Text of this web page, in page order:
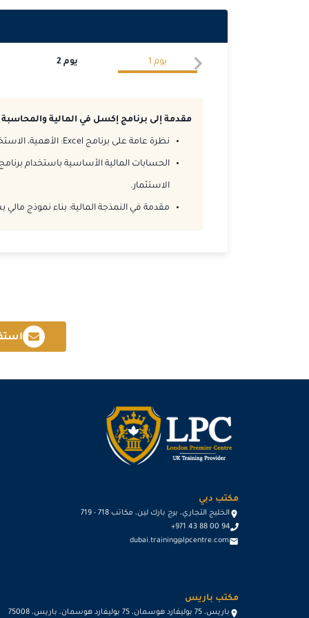
يوم 1 يوم 2
مقدمة إلى برنامج إكسل في المالية والمحاسبة
نظرة عامة على برنامج Excel: الأهمية، الاستخدامات والوظائف الأساسية.
الاستثمار.
مقدمة في النمذجة المالية: بناء نموذج
مكتب دبي
الخليج التجاري، برج بارك لين، مكاتب 718 - 719
+971 43 88 00 94
dubai.training@lpcentre.com
مكتب باريس
باريس، 75 بوليفارد هوسمان، 75 بوليفارد هوسمان، باريس، 75008